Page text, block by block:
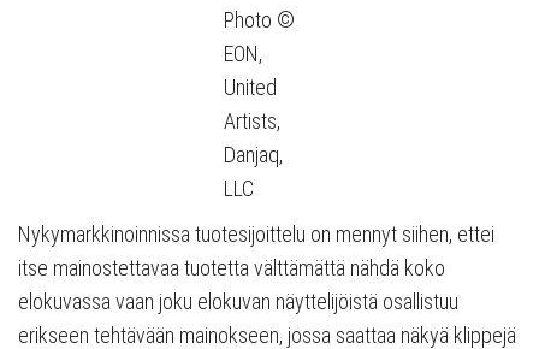
Photo ©
EON,
United
Artists,
Danjaq,
LLC
Nykymarkkinoinnissa tuotesijoittelu on mennyt siihen, ettei
itse mainostettavaa tuotetta välttämättä nähdä koko
elokuvassa vaan joku elokuvan näyttelijöistä osallistuu
erikseen tehtävään mainokseen, jossa saattaa näkyä klippejä